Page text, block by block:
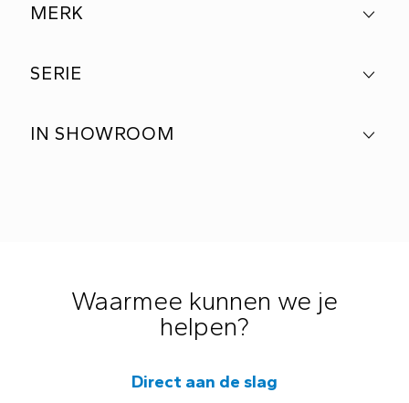
MERK
SERIE
IN SHOWROOM
Waarmee kunnen we je
helpen?
Direct aan de slag